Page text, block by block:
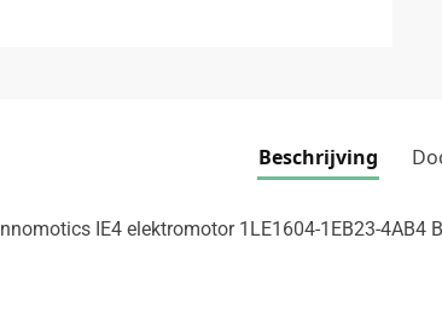
Beschrijving
Innomotics IE4 elektromotor 1LE1604-1EB23-